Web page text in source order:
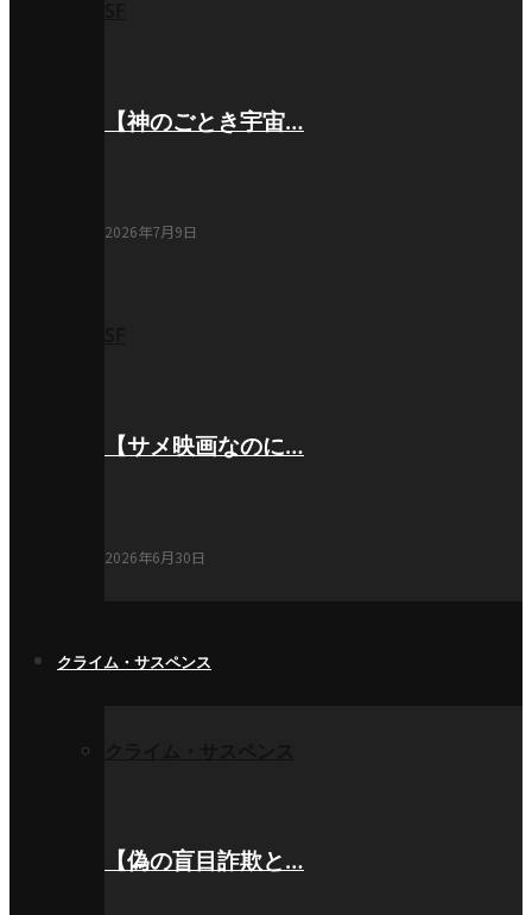
【神のごとき宇宙…
2026年7月9日
【サメ映画なのに…
2026年6月30日
クライム・サスペンス
【偽の盲目詐欺と…